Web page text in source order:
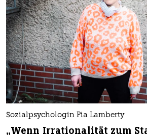
Sozialpsychologin Pia Lamberty
„Wenn Irrationalität zum